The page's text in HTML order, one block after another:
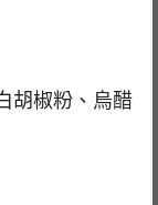
胡椒粉、烏醋